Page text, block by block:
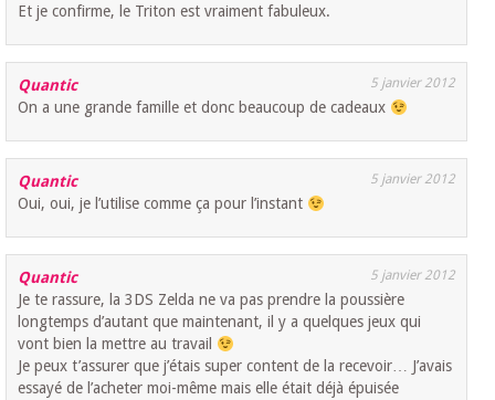
Et je confirme, le Triton est vraiment fabuleux.
Quantic 5 janvier 2012
On a une grande famille et donc beaucoup de cadeaux
Quantic 5 janvier 2012
Oui, oui, je l’utilise comme ça pour l’instant
Quantic 5 janvier 2012
Je te rassure, la 3DS Zelda ne va pas prendre la poussière
longtemps d’autant que maintenant, il y a quelques jeux qui
vont bien la mettre au travail
Je peux t’assurer que j’étais super content de la recevoir… J’avais
essayé de l’acheter moi-même mais elle était déjà épuisée